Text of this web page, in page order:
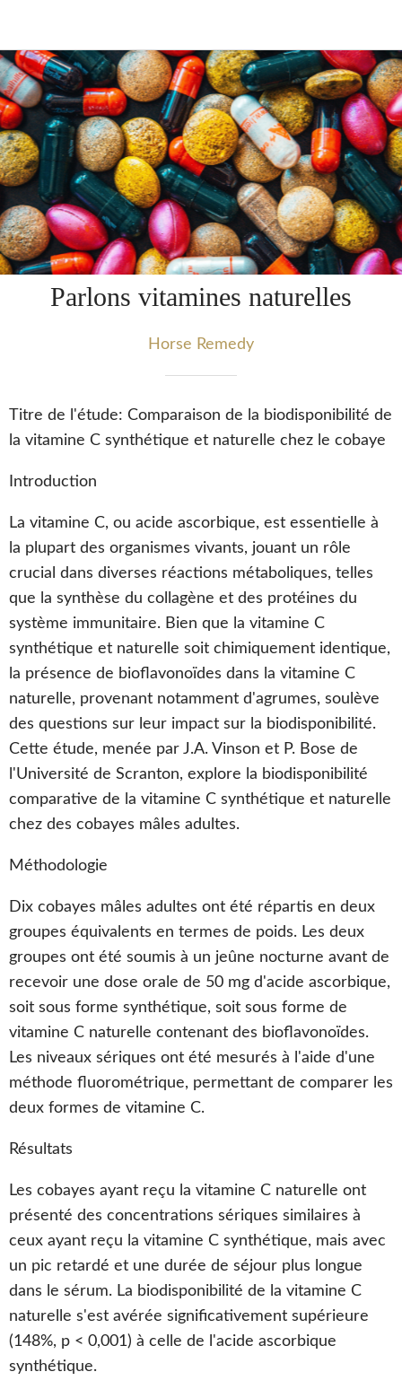
Parlons vitamines naturelles
Horse Remedy
Titre de l'étude: Comparaison de la biodisponibilité de
la vitamine C synthétique et naturelle chez le cobaye
Introduction
La vitamine C, ou acide ascorbique, est essentielle à
la plupart des organismes vivants, jouant un rôle
crucial dans diverses réactions métaboliques, telles
que la synthèse du collagène et des protéines du
système immunitaire. Bien que la vitamine C
synthétique et naturelle soit chimiquement identique,
la présence de bioflavonoïdes dans la vitamine C
naturelle, provenant notamment d'agrumes, soulève
des questions sur leur impact sur la biodisponibilité.
Cette étude, menée par J.A. Vinson et P. Bose de
l'Université de Scranton, explore la biodisponibilité
comparative de la vitamine C synthétique et naturelle
chez des cobayes mâles adultes.
Méthodologie
Dix cobayes mâles adultes ont été répartis en deux
groupes équivalents en termes de poids. Les deux
groupes ont été soumis à un jeûne nocturne avant de
recevoir une dose orale de 50 mg d'acide ascorbique,
soit sous forme synthétique, soit sous forme de
vitamine C naturelle contenant des bioflavonoïdes.
Les niveaux sériques ont été mesurés à l'aide d'une
méthode fluorométrique, permettant de comparer les
deux formes de vitamine C.
Résultats
Les cobayes ayant reçu la vitamine C naturelle ont
présenté des concentrations sériques similaires à
ceux ayant reçu la vitamine C synthétique, mais avec
un pic retardé et une durée de séjour plus longue
dans le sérum. La biodisponibilité de la vitamine C
naturelle s'est avérée significativement supérieure
(148%, p < 0,001) à celle de l'acide ascorbique
synthétique.